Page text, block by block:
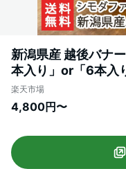
新潟県産 越後バナ
本入り」or「6本入
【バナナ/完熟した
ルーツ/ばなな/グロ
ギフトに！贈り物
楽天市場
4,800円〜